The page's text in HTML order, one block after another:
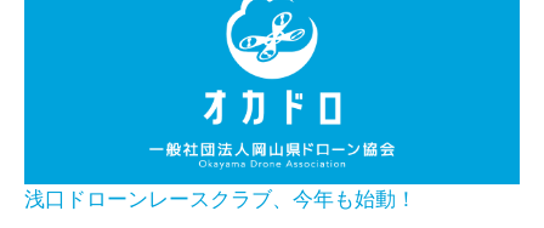
浅口ドローンレースクラブ、今年も始動！